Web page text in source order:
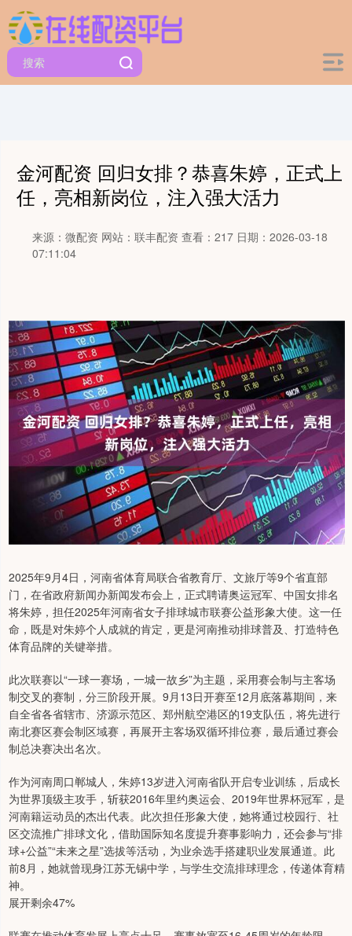
金河配资 回归女排？恭喜朱婷，正式上
任，亮相新岗位，注入强大活力
来源：微配资 网站：联丰配资 查看：217 日期：2026-03-18
07:11:04
2025年9月4日，河南省体育局联合省教育厅、文旅厅等9个省直部
门，在省政府新闻办新闻发布会上，正式聘请奥运冠军、中国女排名
将朱婷，担任2025年河南省女子排球城市联赛公益形象大使。这一任
命，既是对朱婷个人成就的肯定，更是河南推动排球普及、打造特色
体育品牌的关键举措。
此次联赛以“一球一赛场，一城一故乡”为主题，采用赛会制与主客场
制交叉的赛制，分三阶段开展。9月13日开赛至12月底落幕期间，来
自全省各省辖市、济源示范区、郑州航空港区的19支队伍，将先进行
南北赛区赛会制区域赛，再展开主客场双循环排位赛，最后通过赛会
制总决赛决出名次。
作为河南周口郸城人，朱婷13岁进入河南省队开启专业训练，后成长
为世界顶级主攻手，斩获2016年里约奥运会、2019年世界杯冠军，是
河南籍运动员的杰出代表。此次担任形象大使，她将通过校园行、社
区交流推广排球文化，借助国际知名度提升赛事影响力，还会参与“排
球+公益”“未来之星”选拔等活动，为业余选手搭建职业发展通道。此
前8月，她就曾现身江苏无锡中学，与学生交流排球理念，传递体育精
神。
展开剩余47%